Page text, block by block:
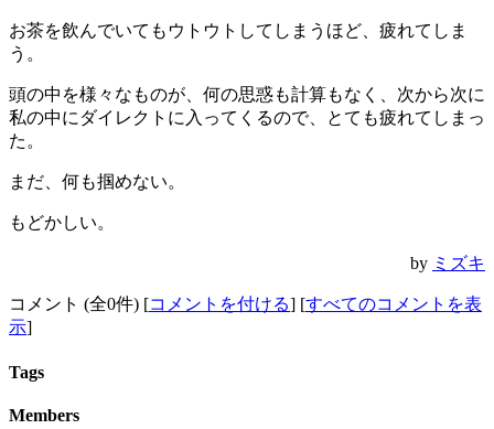
お茶を飲んでいてもウトウトしてしまうほど、疲れてしま
う。
頭の中を様々なものが、何の思惑も計算もなく、次から次に
私の中にダイレクトに入ってくるので、とても疲れてしまっ
た。
まだ、何も掴めない。
もどかしい。
by ミズキ
コメント (全0件) [コメントを付ける] [すべてのコメントを表
示]
Tags
Members